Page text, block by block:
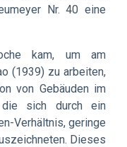
Nr. 40 eine
kam, um am
(1939) zu arbeiten,
von Gebäuden im
die sich durch ein
Verhältnis, geringe
Dieses